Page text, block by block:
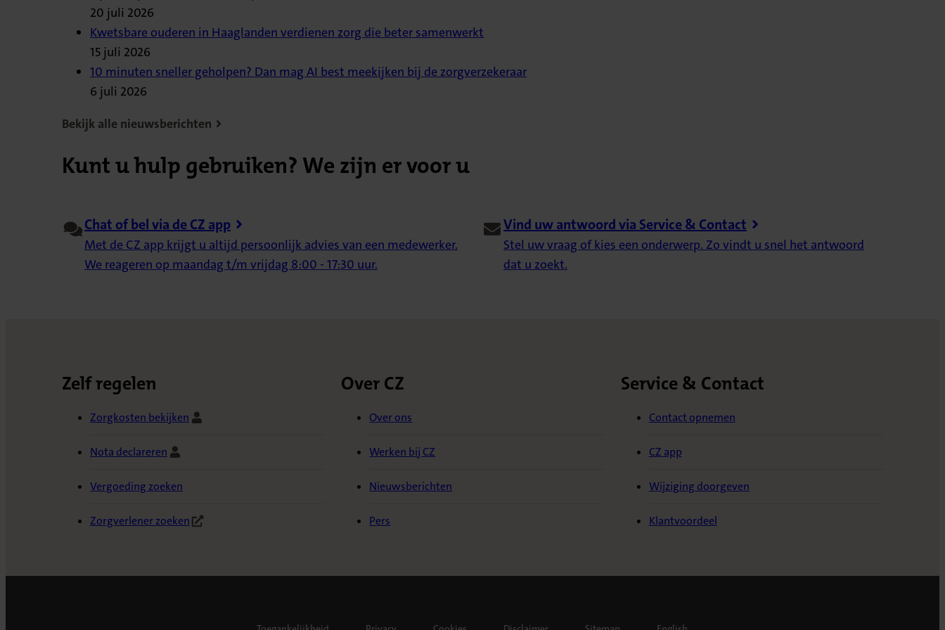
20 juli 2026
Kwetsbare ouderen in Haaglanden verdienen zorg die beter samenwerkt
15 juli 2026
10 minuten sneller geholpen? Dan mag AI best meekijken bij de zorgverzekeraar
6 juli 2026
Bekijk alle nieuwsberichten
Kunt u hulp gebruiken? We zijn er voor u
Chat of bel via de CZ app
Met de CZ app krijgt u altijd persoonlijk advies van een medewerker.
We reageren op maandag t/m vrijdag 8:00 - 17:30 uur.
Vind uw antwoord via Service & Contact
Stel uw vraag of kies een onderwerp. Zo vindt u snel het antwoord
dat u zoekt.
Zelf regelen
Zorgkosten bekijken
Nota declareren
Vergoeding zoeken
Zorgverlener zoeken
Over CZ
Over ons
Werken bij CZ
Nieuwsberichten
Pers
Service & Contact
Contact opnemen
CZ app
Wijziging doorgeven
Klantvoordeel